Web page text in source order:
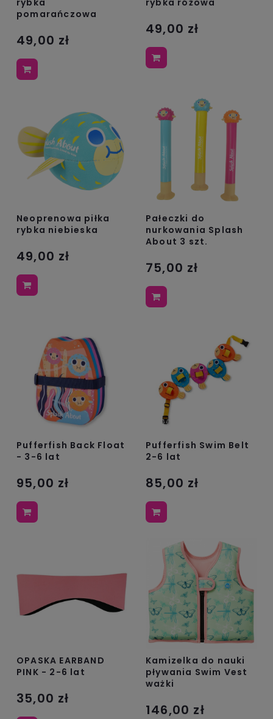
rybka
pomarańczowa
49,00 zł
rybka różowa
49,00 zł
Neoprenowa piłka
rybka niebieska
49,00 zł
Pałeczki do
nurkowania Splash
About 3 szt.
75,00 zł
Pufferfish Back Float
- 3-6 lat
95,00 zł
Pufferfish Swim Belt
2-6 lat
85,00 zł
OPASKA EARBAND
PINK - 2-6 lat
35,00 zł
Kamizelka do nauki
pływania Swim Vest
ważki
146,00 zł